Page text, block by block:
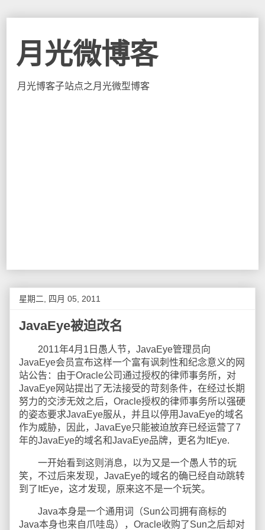
月光微博客
月光博客子站点之月光微型博客
星期二, 四月 05, 2011
JavaEye被迫改名
2011年4月1日愚人节，JavaEye管理员向
JavaEye会员宣布这样一个富有讽刺性和纪念意义的网
站公告：由于Oracle公司通过授权的律师事务所，对
JavaEye网站提出了无法接受的苛刻条件，在经过长期
努力的交涉无效之后，Oracle授权的律师事务所以强硬
的姿态要求JavaEye服从，并且以停用JavaEye的域名
作为威胁，因此，JavaEye只能被迫放弃已经运营了7
年的JavaEye的域名和JavaEye品牌，更名为ItEye.
一开始看到这则消息，以为又是一个愚人节的玩
笑，不过后来发现，JavaEye的域名的确已经自动跳转
到了ItEye，这才发现，原来这不是一个玩笑。
Java本身是一个通用词（Sun公司拥有商标的
Java本身也来自爪哇岛），Oracle收购了Sun之后却对